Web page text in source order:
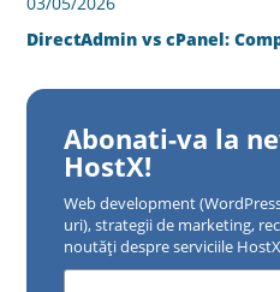
DirectAdmin vs cPanel:
Abonati-va la
HostX!
Web development
uri), strategii de marketing,
noutăți despre serviciile